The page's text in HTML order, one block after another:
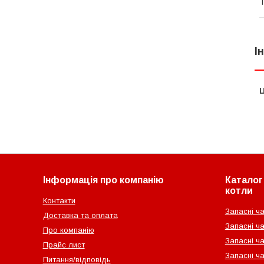
Інформація про компанію
Контакти
Доставка та оплата
Про компанію
Прайс лист
Питання/відповідь
котли
Запасні
Запасні
Запасні
Запасні